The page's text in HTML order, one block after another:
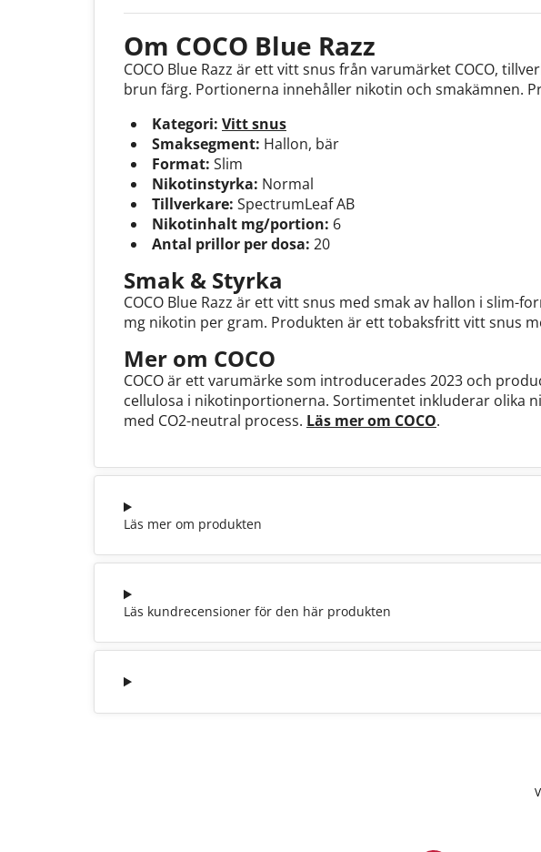
Om COCO Blue Razz
COCO Blue Razz är ett vitt snus från varumärket COCO,
brun färg. Portionerna innehåller nikotin och smakämnen.
Kategori: Vitt snus
Smaksegment: Hallon, bär
Format: Slim
Nikotinstyrka: Normal
Tillverkare: SpectrumLeaf AB
Nikotinhalt mg/portion: 6
Antal prillor per dosa: 20
Smak & Styrka
COCO Blue Razz är ett vitt snus med smak av hallon i
mg nikotin per gram. Produkten är ett tobaksfritt vitt snus
Mer om COCO
COCO är ett varumärke som introducerades 2023 och
cellulosa i nikotinportionerna. Sortimentet inkluderar olika
med CO2-neutral process. Läs mer om COCO.
Läs mer om produkten
Läs kundrecensioner för den här produkten